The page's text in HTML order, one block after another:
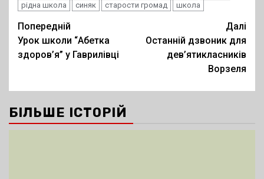
рідна школа
синяк старости громад школа
Post
navigation
Попередній
Урок школи “Абетка
здоров’я” у Гаврилівці
Далі
Останній дзвоник для
дев’ятикласників
Ворзеля
БІЛЬШЕ ІСТОРІЙ